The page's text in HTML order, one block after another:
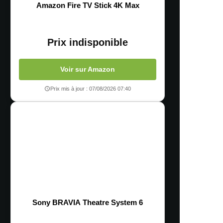
Amazon Fire TV Stick 4K Max
Prix indisponible
Voir sur Amazon
Prix mis à jour : 07/08/2026 07:40
Sony BRAVIA Theatre System 6